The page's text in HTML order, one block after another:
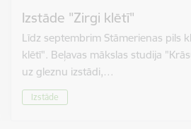
Izstāde "Zirgi klētī"
Līdz septembrim Stāmerienas pils
klētī". Beļavas mākslas studija
uz gleznu izstādi,…
Izstāde